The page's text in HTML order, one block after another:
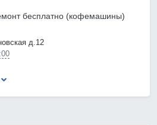
бесплатно (кофемашины)
д.12